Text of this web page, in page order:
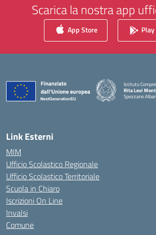
Scarica la nostra app
App Store
Istituto
Rita Levi
Spezzano
— Visita la
Link Esterni
MIM
Ufficio Scolastico Regionale
Ufficio Scolastico Territoriale
Scuola in Chiaro
Iscrizioni On Line
Invalsi
Comune